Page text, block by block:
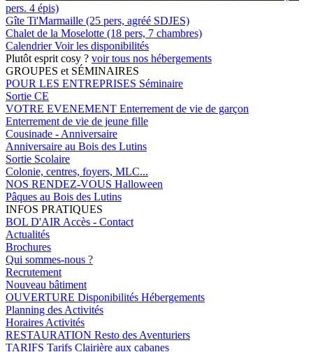
pers. 4 épis)
Gîte Ti'Marmaille (25 pers, agréé SDJES)
Chalet de la Moselotte (18 pers, 7 chambres)
CalendrierVoir les disponibilités
Plutôt esprit cosy ? voir tous nos hébergements
GROUPES et SÉMINAIRES
POUR LES ENTREPRISES Séminaire
Sortie CE
VOTRE EVENEMENT Enterrement de vie de garçon
Enterrement de vie de jeune fille
Cousinade - Anniversaire
Anniversaire au Bois des Lutins
Sortie Scolaire
Colonie, centres, foyers, MLC...
NOS RENDEZ-VOUS Halloween
Pâques au Bois des Lutins
INFOS PRATIQUES
BOL D'AIR Accès - Contact
Actualités
Brochures
Qui sommes-nous ?
Recrutement
Nouveau bâtiment
OUVERTURE Disponibilités Hébergements
Planning des Activités
Horaires Activités
RESTAURATION Resto des Aventuriers
TARIFS Tarifs Clairière aux cabanes